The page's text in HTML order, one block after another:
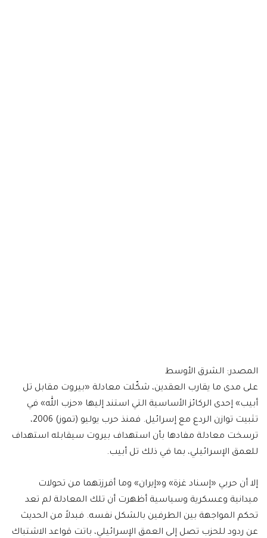
المصدر: الشرق الأوسط
على مدى ما يقارب العقدين، شكّلت معادلة «بيروت مقابل تل
أبيب» إحدى الركائز الأساسية التي استند إليها «حزب الله» في
تثبيت توازن الردع مع إسرائيل. فمنذ حرب يوليو (تموز) 2006،
ترسخت معادلة مفادها بأن استهداف بيروت سيقابله استهداف
للعمق الإسرائيلي، بما في ذلك تل أبيب.
إلا أن حربي «إسناد غزة» و«إيران» وما أفرزتهما من تحولات
ميدانية وعسكرية وسياسية أظهرت أن تلك المعادلة لم تعد
تحكم المواجهة بين الطرفين بالشكل نفسه. فبدلاً من الحديث
عن ردود للحزب تصل إلى العمق الإسرائيلي، باتت قواعد الاشتباك